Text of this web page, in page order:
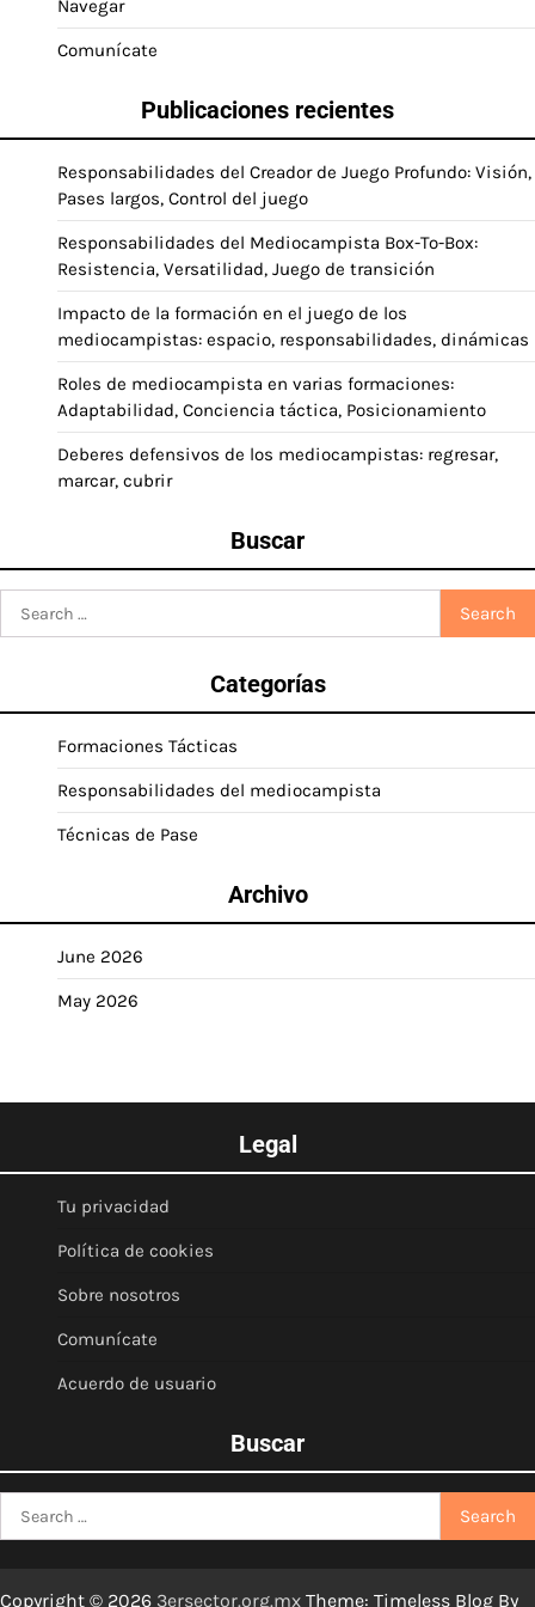
Navegar
Comunícate
Publicaciones recientes
Responsabilidades del Creador de Juego Profundo: Visión,
Pases largos, Control del juego
Responsabilidades del Mediocampista Box-To-Box:
Resistencia, Versatilidad, Juego de transición
Impacto de la formación en el juego de los
mediocampistas: espacio, responsabilidades, dinámicas
Roles de mediocampista en varias formaciones:
Adaptabilidad, Conciencia táctica, Posicionamiento
Deberes defensivos de los mediocampistas: regresar,
marcar, cubrir
Buscar
for:
Categorías
Formaciones Tácticas
Responsabilidades del mediocampista
Técnicas de Pase
Archivo
June 2026
May 2026
Legal
Tu privacidad
Política de cookies
Sobre nosotros
Comunícate
Acuerdo de usuario
Buscar
for:
Copyright © 2026 3ersector.org.mx Theme: Timeless Blog By